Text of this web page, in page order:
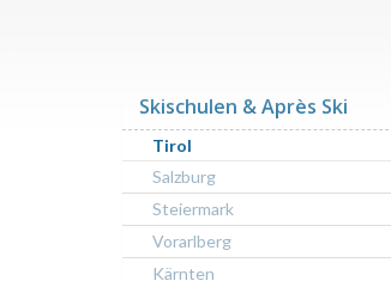
Skischulen & Après Ski
Tirol
Salzburg
Steiermark
Vorarlberg
Kärnten